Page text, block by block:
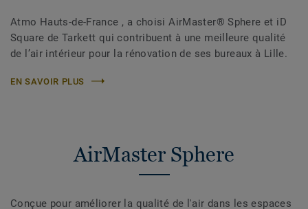
Atmo Hauts-de-France , a choisi AirMaster® Sphere et iD
Square de Tarkett qui contribuent à une meilleure qualité
de l’air intérieur pour la rénovation de ses bureaux à Lille.
EN SAVOIR PLUS
AirMaster Sphere
Conçue pour améliorer la qualité de l'air dans les espaces